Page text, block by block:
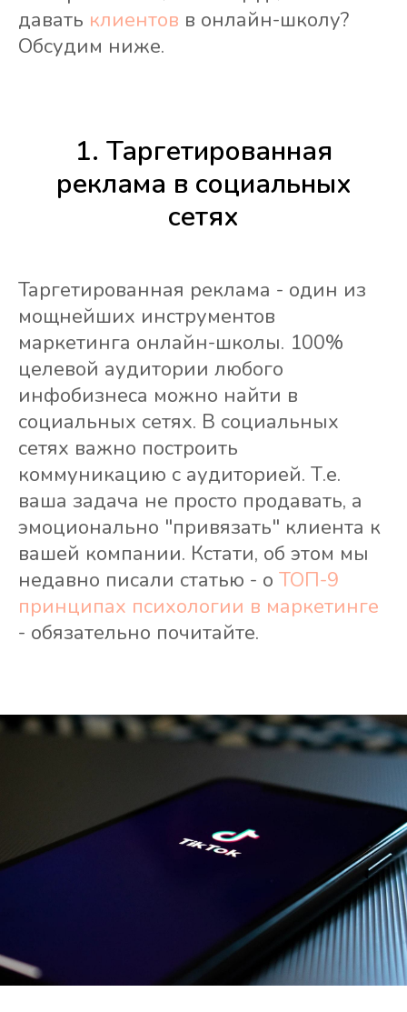
давать клиентов в онлайн-школу?
Обсудим ниже.
1. Таргетированная
реклама в социальных
сетях
Таргетированная реклама - один из
мощнейших инструментов
маркетинга онлайн-школы. 100%
целевой аудитории любого
инфобизнеса можно найти в
социальных сетях. В социальных
сетях важно построить
коммуникацию с аудиторией. Т.е.
ваша задача не просто продавать, а
эмоционально "привязать" клиента к
вашей компании. Кстати, об этом мы
недавно писали статью - о ТОП-9
принципах психологии в маркетинге
- обязательно почитайте.